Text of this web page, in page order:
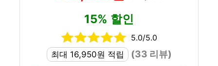
15% 할인
5.0/5.0
최대 16,950원 적립
(33 리뷰)